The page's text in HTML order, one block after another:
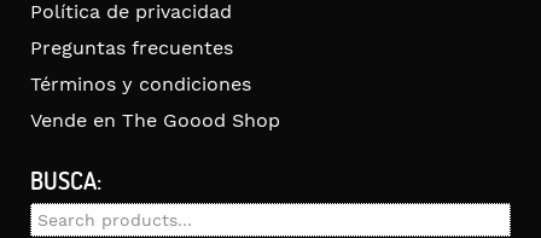
Política de privacidad
Preguntas frecuentes
Términos y condiciones
Vende en The Goood Shop
BUSCA:
Search